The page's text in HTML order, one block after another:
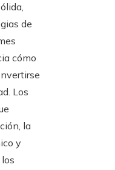
de
cómo
Los
la
y